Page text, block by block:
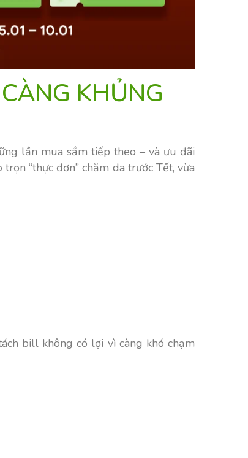
KHỦNG
lần mua sắm tiếp theo – và ưu đãi
“thực đơn” chăm da trước Tết, vừa
bill không có lợi vì càng khó chạm